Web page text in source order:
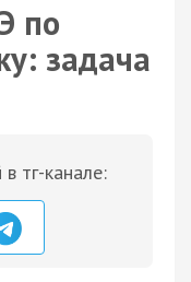
по
задача
тг-канале: